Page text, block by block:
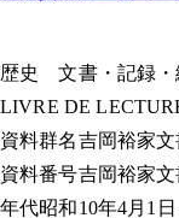
歴史
文書・記録・
LIVRE DE
資料群名吉岡裕家文
資料番号吉岡裕家文
年代昭和10年4月1日